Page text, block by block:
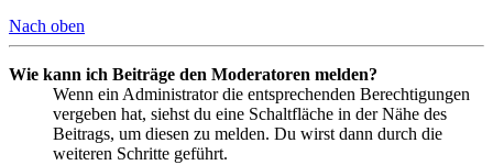
Nach oben
Wie kann ich Beiträge den Moderatoren melden?
Wenn ein Administrator die entsprechenden Berechtigungen
vergeben hat, siehst du eine Schaltfläche in der Nähe des
Beitrags, um diesen zu melden. Du wirst dann durch die
weiteren Schritte geführt.